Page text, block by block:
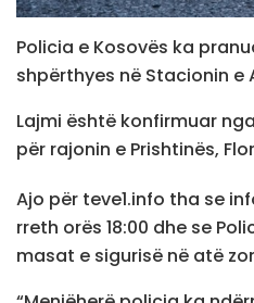
Policia e Kosovës ka
shpërthyes në Stacionin e
Lajmi është konfirmuar
për rajonin e Prishtinës,
Ajo për teve1.info tha se
rreth orës 18:00 dhe se
masat e sigurisë në atë